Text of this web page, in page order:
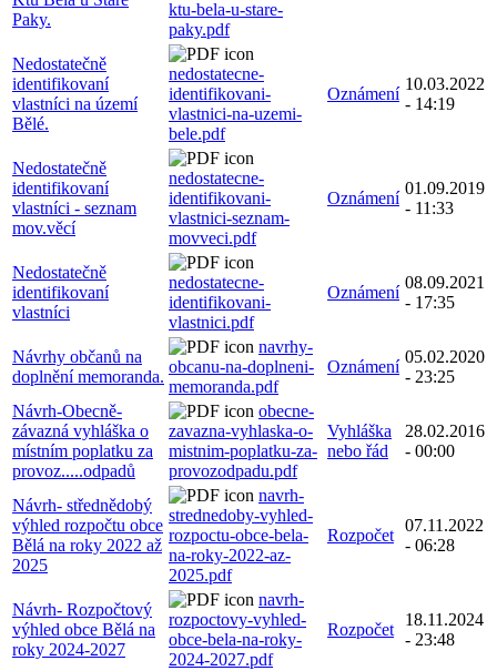
Paky.
ktu-bela-u-stare-
paky.pdf
Nedostatečně
identifikovaní
vlastníci na území
Bělé.
nedostatecne-
identifikovani-
vlastnici-na-uzemi-
bele.pdf
Oznámení
10.03.2022
- 14:19
Nedostatečně
identifikovaní
vlastníci - seznam
mov.věcí
nedostatecne-
identifikovani-
vlastnici-seznam-
movveci.pdf
Oznámení
01.09.2019
- 11:33
Nedostatečně
identifikovaní
vlastníci
nedostatecne-
identifikovani-
vlastnici.pdf
Oznámení
08.09.2021
- 17:35
Návrhy občanů na
doplnění memoranda.
navrhy-
obcanu-na-doplneni-
memoranda.pdf
Oznámení
05.02.2020
- 23:25
Návrh-Obecně-
závazná vyhláška o
místním poplatku za
provoz.....odpadů
obecne-
zavazna-vyhlaska-o-
mistnim-poplatku-za-
provozodpadu.pdf
Vyhláška
nebo řád
28.02.2016
- 00:00
Návrh- střednědobý
výhled rozpočtu obce
Bělá na roky 2022 až
2025
navrh-
strednedoby-vyhled-
rozpoctu-obce-bela-
na-roky-2022-az-
2025.pdf
Rozpočet
07.11.2022
- 06:28
Návrh- Rozpočtový
výhled obce Bělá na
roky 2024-2027
navrh-
rozpoctovy-vyhled-
obce-bela-na-roky-
2024-2027.pdf
Rozpočet
18.11.2024
- 23:48